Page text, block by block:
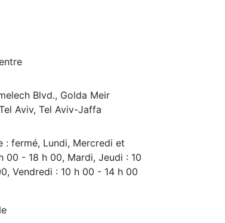
Blvd., Golda Meir
Aviv, Tel Aviv-Jaffa
: fermé, Lundi, Mercredi et
00 - 18 h 00, Mardi, Jeudi : 10
Vendredi : 10 h 00 - 14 h 00